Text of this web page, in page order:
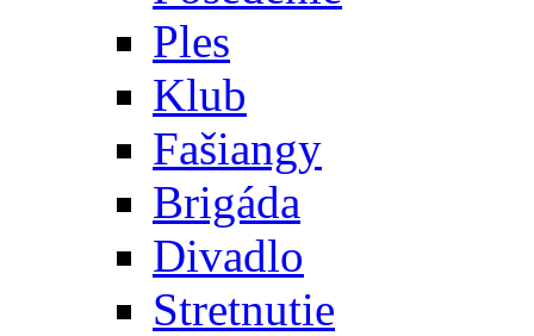
Ples
Klub
Fašiangy
Brigáda
Divadlo
Stretnutie